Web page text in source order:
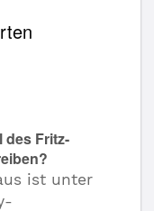
des Fritz-
ist unter